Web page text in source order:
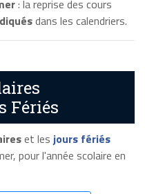
: la reprise des cours
dans les calendriers.
Fériés
et les jours fériés
pour l'année scolaire en